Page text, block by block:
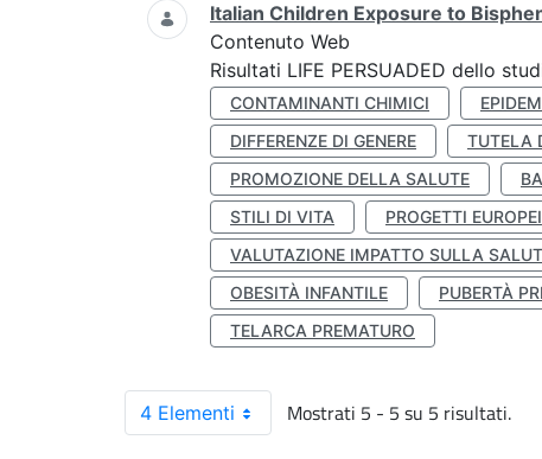
Italian Children Exposure to
Contenuto Web
Risultati LIFE PERSUADED dello
CONTAMINANTI CHIMICI
DIFFERENZE DI GENERE
TUTELA
PROMOZIONE DELLA SALUTE
STILI DI VITA
PROGETTI EUROPEI
VALUTAZIONE IMPATTO SULLA
OBESITÀ INFANTILE
PUBERTÀ
TELARCA PREMATURO
4 Elementi Mostrati 5 - 5 su 5 risultati.